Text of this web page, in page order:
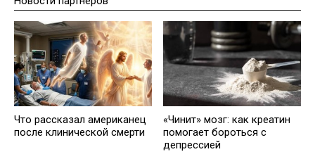
Что рассказал американец
после клинической смерти
«Чинит» мозг: как креатин
помогает бороться с
депрессией